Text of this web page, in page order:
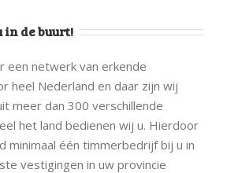
in de buurt!
een netwerk van erkende
heel Nederland en daar zijn wij
meer dan 300 verschillende
het land bedienen wij u. Hierdoor
minimaal één timmerbedrijf bij u in
vestigingen in uw provincie